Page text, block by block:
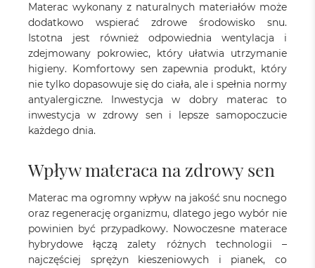
Materac wykonany z naturalnych materiałów może
dodatkowo wspierać zdrowe środowisko snu.
Istotna jest również odpowiednia wentylacja i
zdejmowany pokrowiec, który ułatwia utrzymanie
higieny. Komfortowy sen zapewnia produkt, który
nie tylko dopasowuje się do ciała, ale i spełnia normy
antyalergiczne. Inwestycja w dobry materac to
inwestycja w zdrowy sen i lepsze samopoczucie
każdego dnia.
Wpływ materaca na zdrowy sen
Materac ma ogromny wpływ na jakość snu nocnego
oraz regenerację organizmu, dlatego jego wybór nie
powinien być przypadkowy. Nowoczesne materace
hybrydowe łączą zalety różnych technologii –
najczęściej sprężyn kieszeniowych i pianek, co